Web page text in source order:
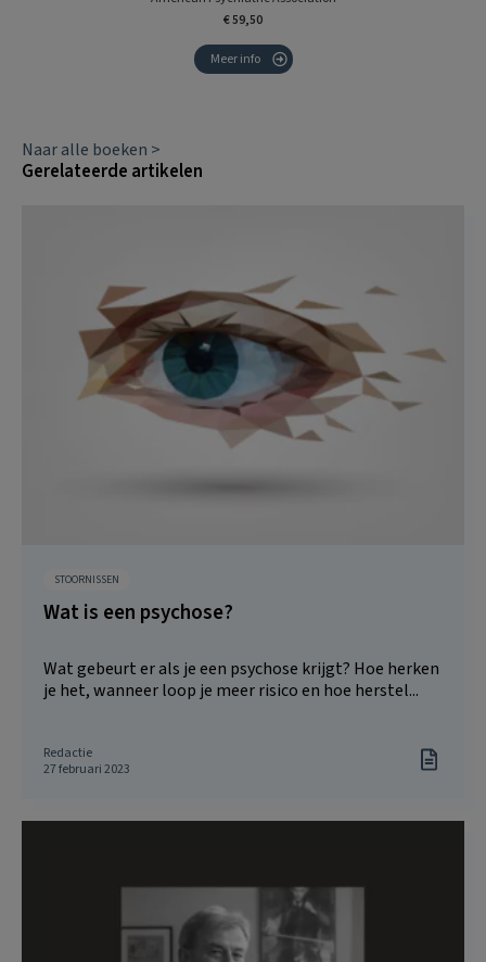
€ 59,50
Meer info
Naar alle boeken >
Gerelateerde artikelen
STOORNISSEN
Wat is een psychose?
Wat gebeurt er als je een psychose krijgt? Hoe herken
je het, wanneer loop je meer risico en hoe herstel...
Redactie
27 februari 2023